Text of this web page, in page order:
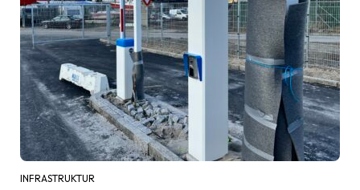
INFRASTRUKTUR